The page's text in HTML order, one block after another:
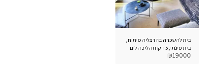
בית להשכרה בהרצליה פיתוח,
בית פינתי, 5 דקות הליכה לים
₪19000